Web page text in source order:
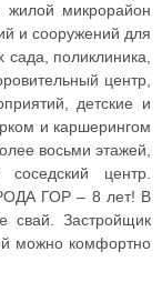
жилой микрорайон
и сооружений для
поликлиника,
центр,
детские и
и каршерингом
восьми этажей,
центр.
ГОР – 8 лет! В
свай. Застройщик
можно комфортно